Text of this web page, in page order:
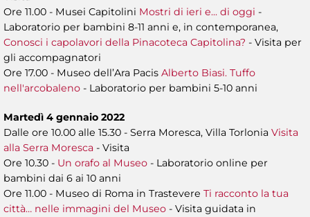
Ore 11.00 - Musei Capitolini Mostri di ieri e... di oggi -
Laboratorio per bambini 8-11 anni e, in contemporanea,
Conosci i capolavori della Pinacoteca Capitolina? - Visita per
gli accompagnatori
Ore 17.00 - Museo dell’Ara Pacis Alberto Biasi. Tuffo
nell'arcobaleno - Laboratorio per bambini 5-10 anni
Martedì 4 gennaio 2022
Dalle ore 10.00 alle 15.30 - Serra Moresca, Villa Torlonia Visita
alla Serra Moresca - Visita
Ore 10.30 - Un orafo al Museo - Laboratorio online per
bambini dai 6 ai 10 anni
Ore 11.00 - Museo di Roma in Trastevere Ti racconto la tua
città… nelle immagini del Museo - Visita guidata in